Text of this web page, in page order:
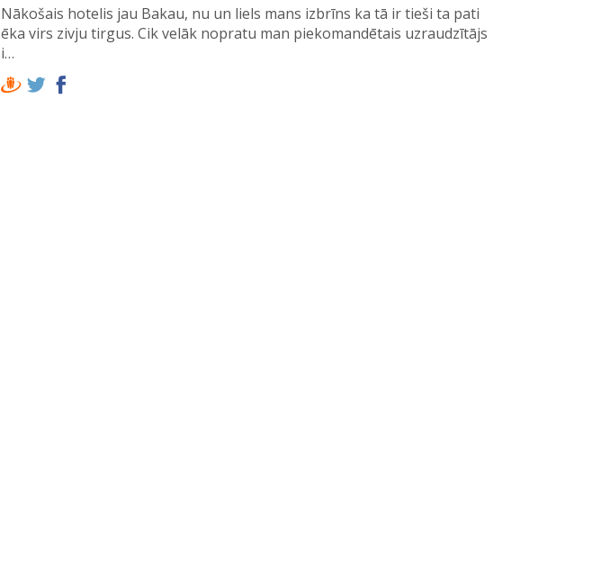
Nākošais hotelis jau Bakau, nu un liels mans izbrīns ka tā ir tieši ta pati
ēka virs zivju tirgus. Cik velāk nopratu man piekomandētais uzraudzītājs
i…